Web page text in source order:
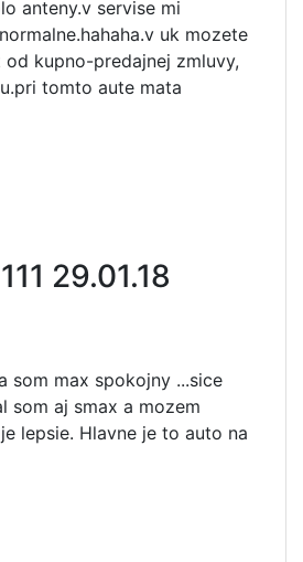
anteny.v servise mi
uk mozete
kupno-predajnej zmluvy,
tomto aute mata
29.01.18
som max spokojny ...sice
som aj smax a mozem
lepsie. Hlavne je to auto na